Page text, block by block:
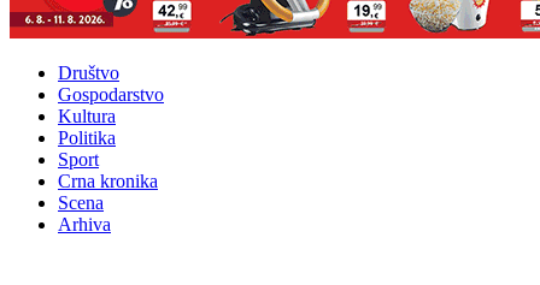
Društvo
Gospodarstvo
Kultura
Politika
Sport
Crna kronika
Scena
Arhiva